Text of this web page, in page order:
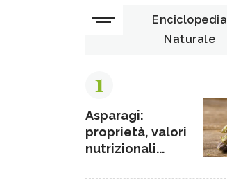
Enciclopedia
Naturale
1
Asparagi:
proprietà, valori
nutrizionali...